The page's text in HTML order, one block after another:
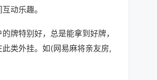
动乐趣。
牌特别好，总是能拿到好牌，
类外挂。如(网易麻将亲友房,